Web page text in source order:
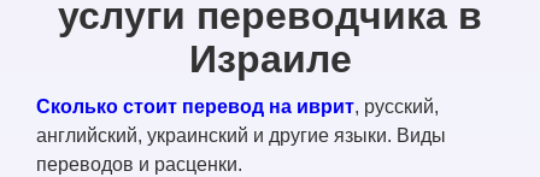
услуги переводчика в
Израиле
Сколько стоит перевод на иврит, русский,
английский, украинский и другие языки. Виды
переводов и расценки.